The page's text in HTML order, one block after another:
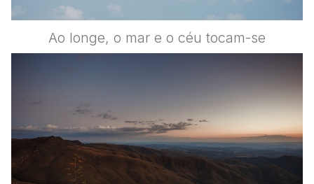
Ao longe, o mar e o céu tocam-se